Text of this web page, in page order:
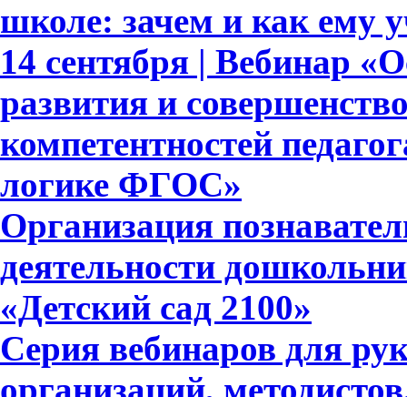
школе: зачем и как ему
14 сентября | Вебинар
развития и
компетентностей
логике ФГОС»
Организация
деятельности
«Детский сад 2100»
Серия вебинаров для